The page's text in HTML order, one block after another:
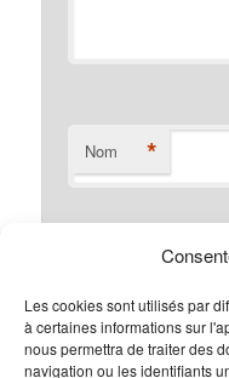
Les cookies sont utilisés par
à certaines informations sur
nous permettra de traiter des
navigation ou les identifiants
Nom *